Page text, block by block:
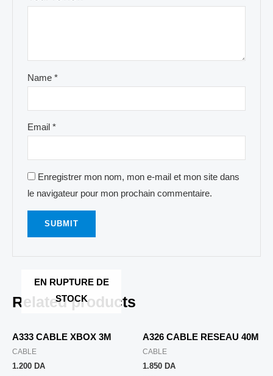
Name*
Email*
Enregistrer mon nom, mon e-mail et mon site dans
le navigateur pour mon prochain commentaire.
Related products
EN RUPTURE DE
STOCK
A333 CABLE XBOX 3M
CABLE
1.200 DA
A326 CABLE RESEAU 40M
CABLE
1.850 DA